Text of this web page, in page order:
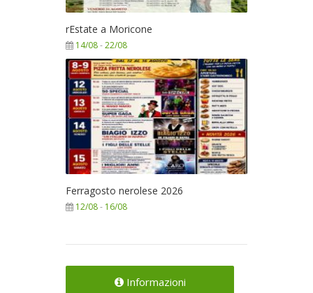
rEstate a Moricone
14/08-22/08
Ferragosto nerolese 2026
12/08- 16/08
Informazioni